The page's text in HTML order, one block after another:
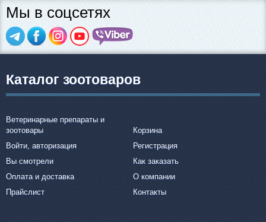
Мы в соцсетях
Каталог зоотоваров
Ветеринарные препараты и
зоотовары
Корзина
Войти, авторизация
Регистрация
Вы смотрели
Как заказать
Оплата и доставка
О компании
Прайслист
Контакты